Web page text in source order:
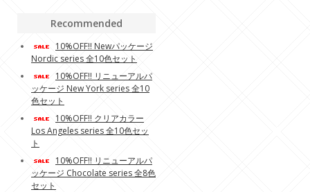
Recommended
10%OFF!! Newパッケージ
Nordic series 全10色セット
10%OFF!! リニューアルパ
ッケージ New York series 全10
色セット
10%OFF!! クリアカラー
Los Angeles series 全10色セッ
ト
10%OFF!! リニューアルパ
ッケージ Chocolate series 全8色
セット